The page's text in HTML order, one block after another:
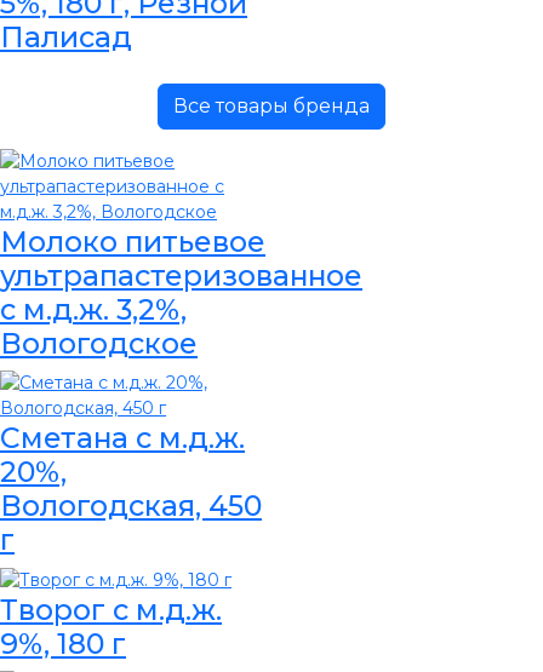
Палисад
Все товары бренда
Молоко питьевое
ультрапастеризованное
с м.д.ж. 3,2%,
Вологодское
Сметана с м.д.ж.
20%,
Вологодская, 450
г
Творог с м.д.ж.
9%, 180 г